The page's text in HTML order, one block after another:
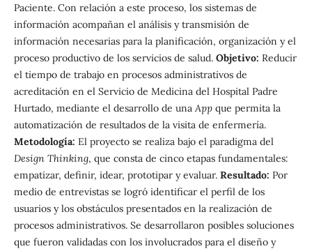
Paciente. Con relación a este proceso, los sistemas de
información acompañan el análisis y transmisión de
información necesarias para la planificación, organización y el
proceso productivo de los servicios de salud. Objetivo: Reducir
el tiempo de trabajo en procesos administrativos de
acreditación en el Servicio de Medicina del Hospital Padre
Hurtado, mediante el desarrollo de una Appque permita la
automatización de resultados de la visita de enfermería.
Metodología: El proyecto se realiza bajo el paradigma del
Design Thinking, que consta de cinco etapas fundamentales:
empatizar, definir, idear, prototipar y evaluar. Resultado: Por
medio de entrevistas se logró identificar el perfil de los
usuarios y los obstáculos presentados en la realización de
procesos administrativos. Se desarrollaron posibles soluciones
que fueron validadas con los involucrados para el diseño y